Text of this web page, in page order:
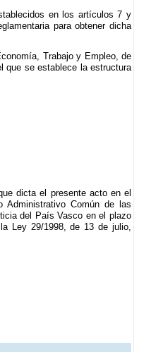
en los artículos 7 y
para obtener dicha
Trabajo y Empleo, de
que se establece la estructura
dicta el presente acto en el
Común de las
del País Vasco en el plazo
Ley 29/1998, de 13 de julio,